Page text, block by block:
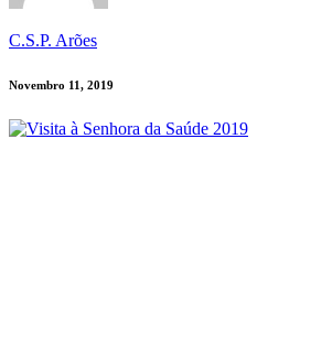
C.S.P. Arões
Novembro 11, 2019